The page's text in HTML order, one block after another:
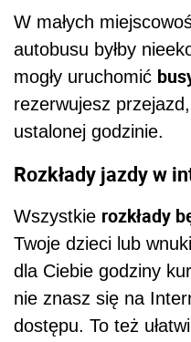
W małych
autobusu byłby
mogły uruchomić
rezerwujesz
ustalonej godzinie.
Rozkłady jazdy w
Wszystkie rozkłady
Twoje dzieci lub
dla Ciebie godziny
nie znasz się na
dostępu. To też